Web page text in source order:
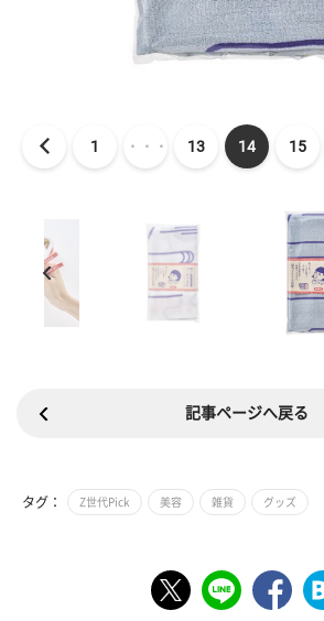
1 ・・・ 13 14 15
記事ページへ戻る
タグ： Z世代Pick 美容 雑貨 グッズ